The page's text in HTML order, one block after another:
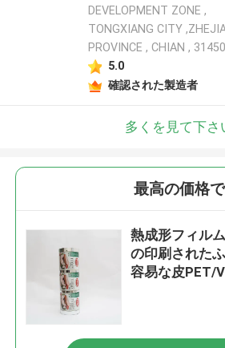
DEVELOPMENT ZONE ,
TONGXIANG CITY
PROVINCE , CHIAN ,
5.0
確認された製造者
多くを見て下さ
最高の価格で
熱成形フィル
の印刷された
容易な皮PET/